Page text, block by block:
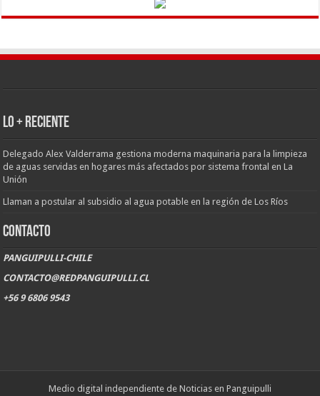
LO + RECIENTE
Delegado Alex Valderrama gestiona moderna maquinaria para la limpieza
de aguas servidas en hogares más afectados por sistema frontal en La
Unión
Llaman a postular al subsidio al agua potable en la región de Los Ríos
CONTACTO
PANGUIPULLI-CHILE
CONTACTO@REDPANGUIPULLI.CL
+56 9 6806 9543
Medio digital independiente de Noticias en Panguipulli